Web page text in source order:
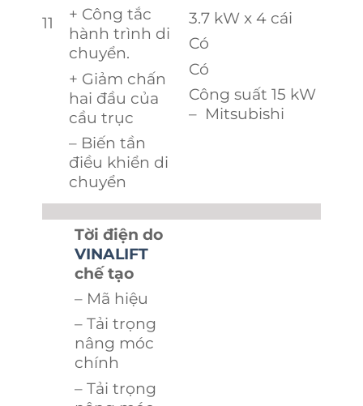
11
+ Công tắc
hành trình di
chuyển.
+ Giảm chấn
hai đầu của
cầu trục
– Biến tần
điều khiển di
chuyển
3.7 kW x 4 cái
Có
Có
Công suất 15 kW
– Mitsubishi
Tời điện do
VINALIFT
chế tạo
– Mã hiệu
– Tải trọng
nâng móc
chính
– Tải trọng